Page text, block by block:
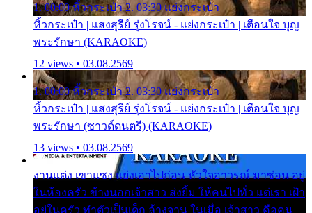
1. 00:00 หิ้วกระเป๋า 2. 03:30 แย่งกระเป๋า
หิ้วกระเป๋า | แสงสุรีย์ รุ่งโรจน์ - แย่งกระเป๋า | เตือนใจ บุญ
พระรักษา (KARAOKE)
12 views • 03.08.2569
1. 00:00 หิ้วกระเป๋า 2. 03:30 แย่งกระเป๋า
หิ้วกระเป๋า | แสงสุรีย์ รุ่งโรจน์ - แย่งกระเป๋า | เตือนใจ บุญ
พระรักษา (ซาวด์ดนตรี) (KARAOKE)
13 views • 03.08.2569
งานแต่ง เขาแซง แย่งเอาไปก่อน หัวใจอาวรณ์ มาซ่อน อยู่
ในห้องครัว ข้างนอกเจ้าสาว ส่งยิ้ม ให้คนไปทั่ว แต่เรา เฝ้า
อยู่ในครัว ทำตัวเป็นเด็ก ล้างจาน ในเมื่อ เจ้าสาว คือคน